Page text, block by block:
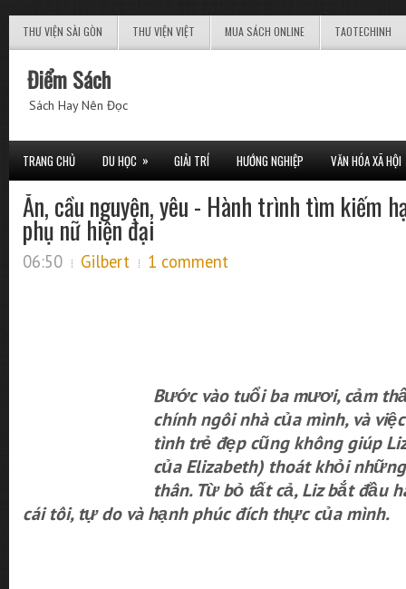
THƯ VIỆN SÀI GÒN THƯ VIỆN VIỆT MUA SÁCH ONLINE TAOTECHINH
Điểm Sách
Sách Hay Nên Đọc
TRANG CHỦ DU HỌC » GIẢI TRÍ HƯỚNG NGHIỆP VĂN HÓA XÃ HỘI
Ăn, cầu nguyện, yêu - Hành trình tìm kiếm
phụ nữ hiện đại
06:50 Gilbert 1 comment
Bước vào tuổi ba mươi, cảm
chính ngôi nhà của mình, và
tình trẻ đẹp cũng không giúp
của Elizabeth) thoát khỏi
thân. Từ bỏ tất cả, Liz bắt đầu
cái tôi, tự do và hạnh phúc đích thực của mình.